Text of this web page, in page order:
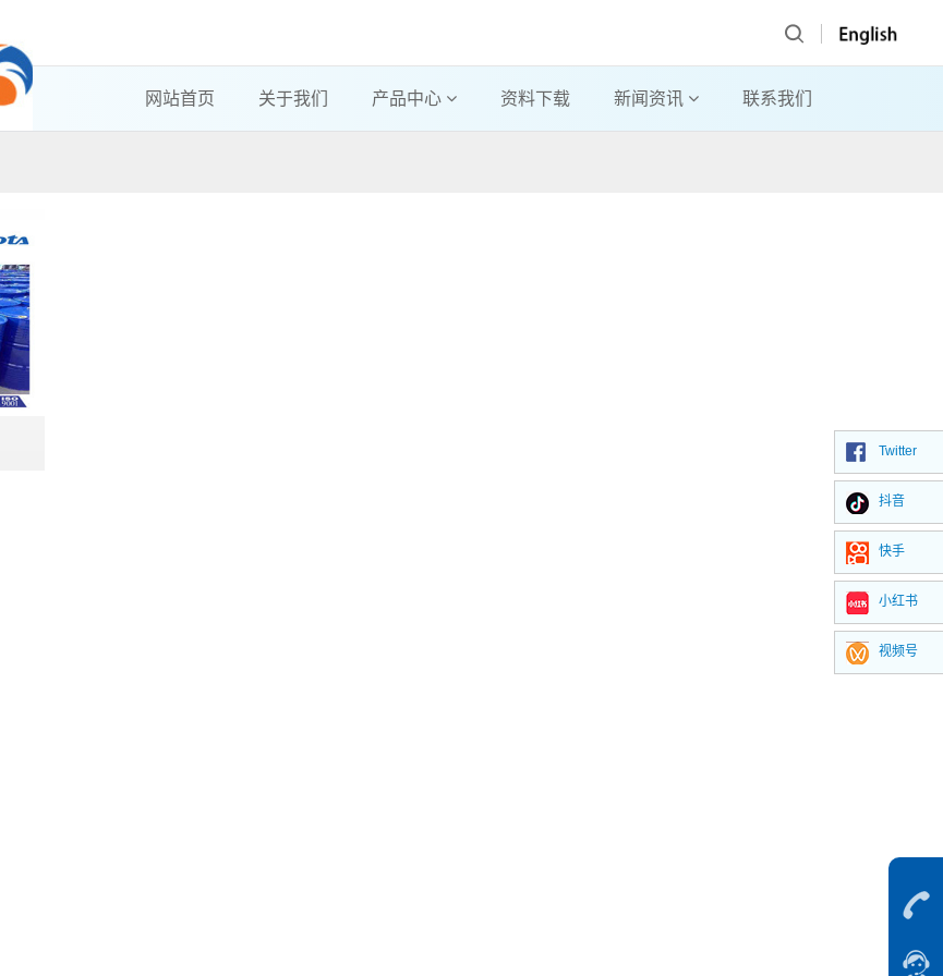
网站首页 关于我们 产品中心 资料下载 新闻资讯 联系我们
Twitter
抖音
快手
小红书
视频号